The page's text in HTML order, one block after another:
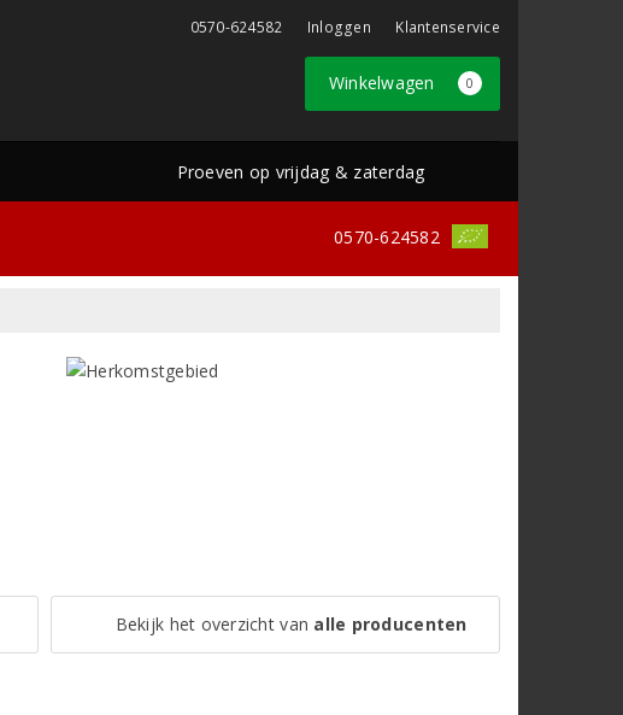
0570-624582 Inloggen Klantenservice
Winkelwagen 0
Proeven op vrijdag & zaterdag
0570-624582
Bekijk het overzicht van alle producenten